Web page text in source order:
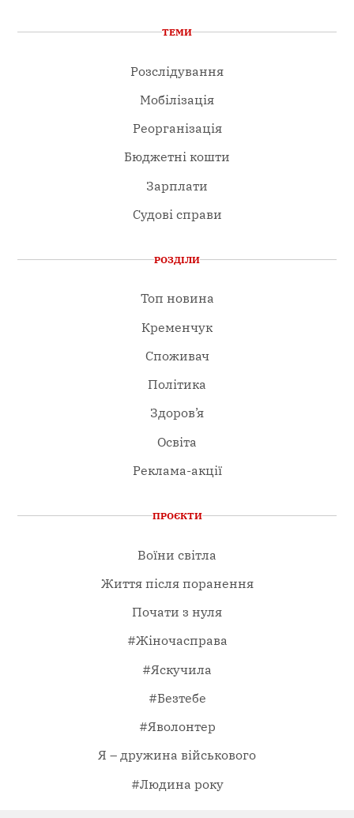
ТЕМИ
Розслідування
Мобілізація
Реорганізація
Бюджетні кошти
Зарплати
Судові справи
РОЗДІЛИ
Топ новина
Кременчук
Споживач
Політика
Здоров’я
Освіта
Реклама-акції
ПРОЄКТИ
Воїни світла
Життя після поранення
Почати з нуля
#Жіночасправа
#Яскучила
#Безтебе
#Яволонтер
Я – дружина військового
#Людина року